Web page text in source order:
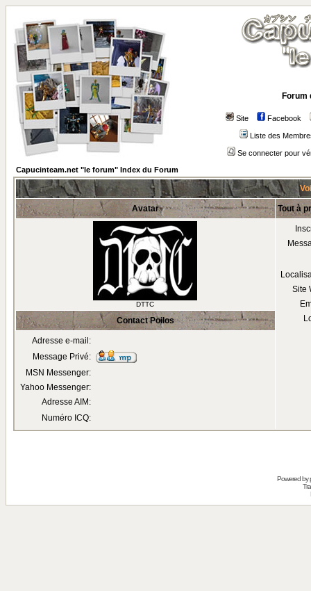
Forum
Site Facebook
Liste des
Se connecter pour
Capucinteam.net "le forum" Index du Forum
Avatar Tout à
DTTC
Site
Contact Poilos
Adresse e-mail:
Message Privé:
MSN Messenger:
Yahoo Messenger:
Adresse AIM:
Numéro ICQ:
Powered by